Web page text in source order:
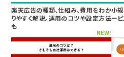
楽天広告の種類、仕組み、費用をわか
りやすく解説。運用のコツや設定方法
も
NEW!
小
ービ